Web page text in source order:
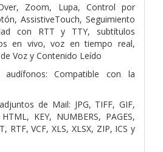
Zoom, Lupa, Control por
AssistiveTouch, Seguimiento
con RTT y TTY, subtítulos
en vivo, voz en tiempo real,
Voz y Contenido Leído
audífonos: Compatible con la
de Mail: JPG, TIFF, GIF,
KEY, NUMBERS, PAGES,
RTF, VCF, XLS, XLSX, ZIP, ICS y